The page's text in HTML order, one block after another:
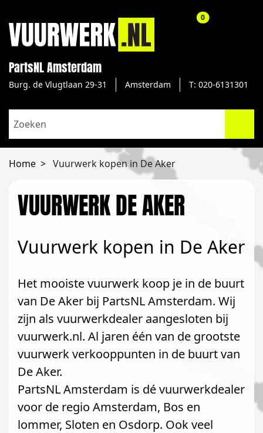
PartsNL Amsterdam
Burg. de Vlugtlaan 29-31 Amsterdam T: 020-6131301
0aantal
Home Vuurwerk kopen in De Aker
VUURWERK DE AKER
Vuurwerk kopen in De Aker
Het mooiste vuurwerk koop je in de buurt
van De Aker bij PartsNL Amsterdam. Wij
zijn als vuurwerkdealer aangesloten bij
vuurwerk.nl. Al jaren één van de grootste
vuurwerk verkooppunten in de buurt van
De Aker.
PartsNL Amsterdam is dé vuurwerkdealer
voor de regio Amsterdam, Bos en
lommer, Sloten en Osdorp. Ook veel